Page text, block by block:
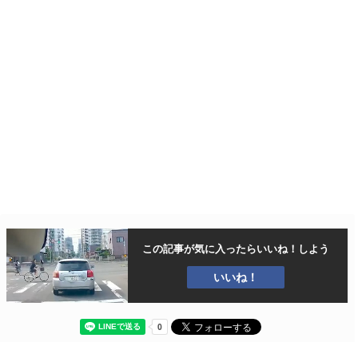
この記事が気に入ったらいいね！しよう
いいね！